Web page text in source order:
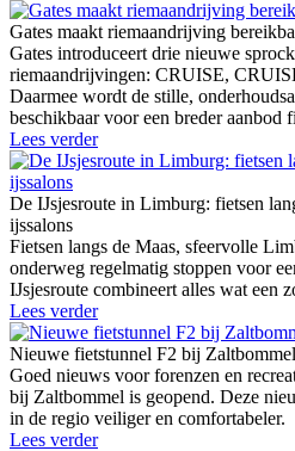
Gates maakt riemaandrijving
Gates introduceert drie nieuwe
riemaandrijvingen: CRUISE,
Daarmee wordt de stille,
beschikbaar voor een breder aanbod
Lees verder
De IJsjesroute in Limburg: fietsen
ijssalons
Fietsen langs de Maas, sfeervolle
onderweg regelmatig stoppen voor
IJsjesroute combineert alles wat een
Lees verder
Nieuwe fietstunnel F2 bij
Goed nieuws voor forenzen en
bij Zaltbommel is geopend. Deze
in de regio veiliger en comfortabeler.
Lees verder